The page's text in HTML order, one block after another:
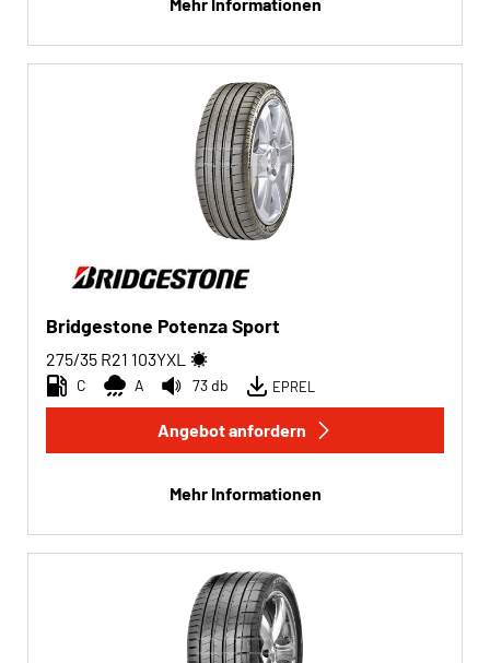
Bridgestone Potenza Sport
275/35 R21 103YXL
C A 73 db EPREL
Angebot anfordern
Mehr Informationen